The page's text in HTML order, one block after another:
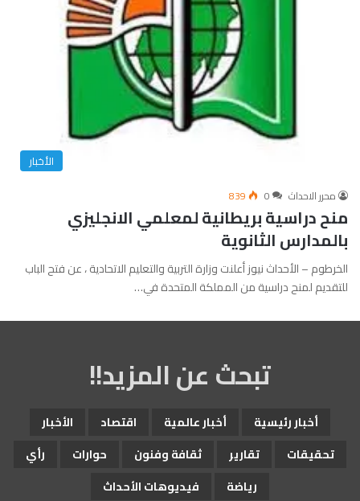
الأخبار
محرر الاحداث 0
839
منح دراسية بريطانية لمعلمي الانجليزي
بالمدارس الثانوية
الخرطوم – الأحداث نيوز أعلنت وزارة التربية والتعليم الاتحادية ، عن فتح الباب
للتقديم لمنح دراسية من المملكة المتحدة في…
تبحث عن المزيد!!
أخبار رئيسية أخبار عالمية اقتصاد
الأخبار
تحقيقات
تقارير ثقافة وفنون حوارات
رأي
رياضة
فيديوهات الأحداث